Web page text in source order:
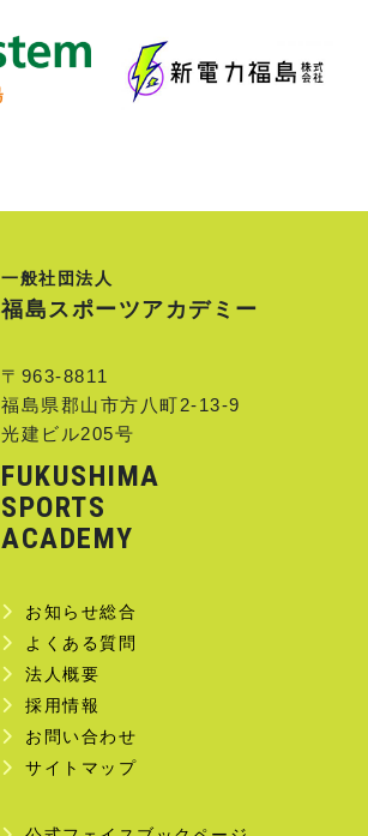
一般社団法人
福島スポーツアカデミー
〒963-8811
福島県郡山市方八町2-13-9
光建ビル205号
FUKUSHIMA
SPORTS
ACADEMY
お知らせ総合
よくある質問
法人概要
採用情報
お問い合わせ
サイトマップ